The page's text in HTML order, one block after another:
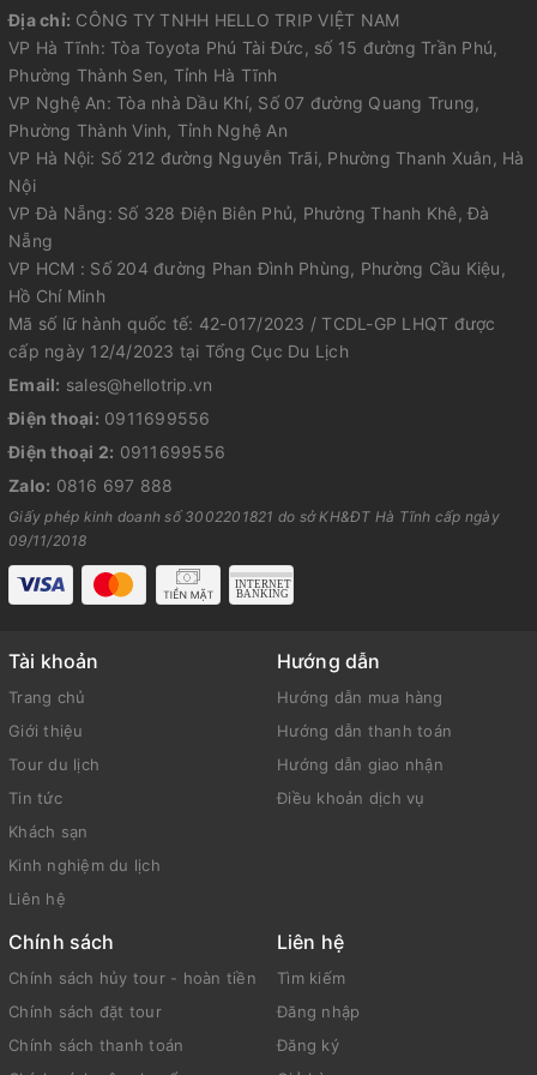
Địa chỉ: CÔNG TY TNHH HELLO TRIP VIỆT NAM
VP Hà Tĩnh: Tòa Toyota Phú Tài Đức, số 15 đường Trần Phú,
Phường Thành Sen, Tỉnh Hà Tĩnh
VP Nghệ An: Tòa nhà Dầu Khí, Số 07 đường Quang Trung,
Phường Thành Vinh, Tỉnh Nghệ An
VP Hà Nội: Số 212 đường Nguyễn Trãi, Phường Thanh Xuân, Hà
Nội
VP Đà Nẵng: Số 328 Điện Biên Phủ, Phường Thanh Khê, Đà
Nẵng
VP HCM : Số 204 đường Phan Đình Phùng, Phường Cầu Kiệu,
Hồ Chí Minh
Mã số lữ hành quốc tế: 42-017/2023 / TCDL-GP LHQT được
cấp ngày 12/4/2023 tại Tổng Cục Du Lịch
Email: sales@hellotrip.vn
Điện thoại: 0911699556
Điện thoại 2: 0911699556
Zalo: 0816 697 888
Giấy phép kinh doanh số 3002201821 do sở KH&ĐT Hà Tĩnh cấp ngày
09/11/2018
Tài khoản
Trang chủ
Giới thiệu
Tour du lịch
Tin tức
Khách sạn
Kinh nghiệm du lịch
Liên hệ
Hướng dẫn
Hướng dẫn mua hàng
Hướng dẫn thanh toán
Hướng dẫn giao nhận
Điều khoản dịch vụ
Chính sách
Chính sách hủy tour - hoàn tiền
Chính sách đặt tour
Chính sách thanh toán
Liên hệ
Tìm kiếm
Đăng nhập
Đăng ký